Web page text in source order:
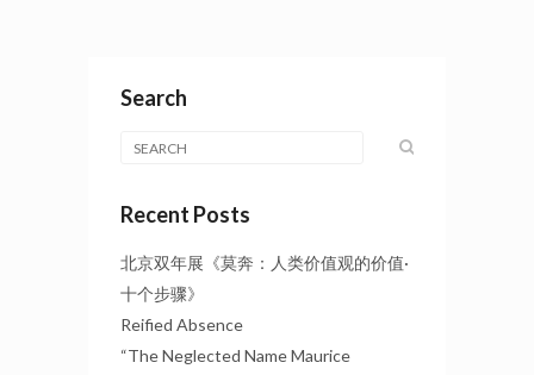
Search
Recent Posts
北京双年展《莫奔：人类价值观的价值·
十个步骤》
Reified Absence
“The Neglected Name Maurice